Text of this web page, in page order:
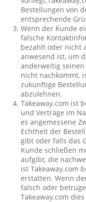
Bestellungen von
entsprechende
Wenn der Kunde
falsche
bezahlt oder nicht
anwesend ist, um
anderweitig
nicht nachkommt,
zukünftige
abzulehnen.
Takeaway.com ist
und Verträge im
es angemessene
Echtheit der
gibt oder falls das
Kunde schließen
aufgibt, die
ist Takeaway.com
erstatten. Wenn
falsch oder
Takeaway.com